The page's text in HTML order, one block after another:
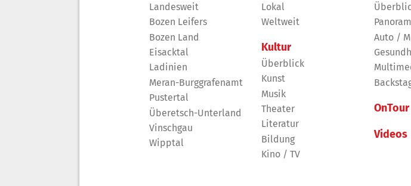
Landesweit
Bozen Leifers
Bozen Land
Eisacktal
Ladinien
Meran-Burggrafenamt
Pustertal
Überetsch-Unterland
Vinschgau
Wipptal
Lokal
Weltweit
Kultur
Überblick
Kunst
Musik
Theater
Literatur
Bildung
Kino / TV
Auto /
OnTour
Videos